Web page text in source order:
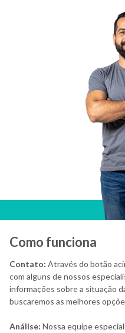
Como funciona
Contato: Através do botão
com alguns de nossos
informações sobre a situação
buscaremos as melhores
Análise: Nossa equipe